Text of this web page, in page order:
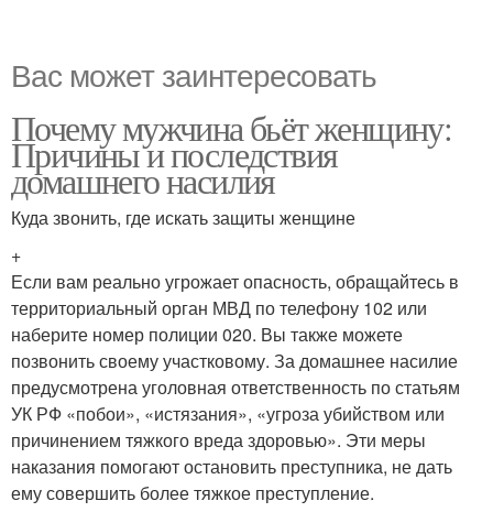
Вас может заинтересовать
Почему мужчина бьёт женщину:
Причины и последствия
домашнего насилия
Куда звонить, где искать защиты женщине
+
Если вам реально угрожает опасность, обращайтесь в
территориальный орган МВД по телефону 102 или
наберите номер полиции 020. Вы также можете
позвонить своему участковому. За домашнее насилие
предусмотрена уголовная ответственность по статьям
УК РФ «побои», «истязания», «угроза убийством или
причинением тяжкого вреда здоровью». Эти меры
наказания помогают остановить преступника, не дать
ему совершить более тяжкое преступление.